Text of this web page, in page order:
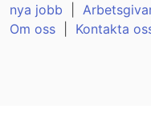
nya jobb
Om oss
Kontakta